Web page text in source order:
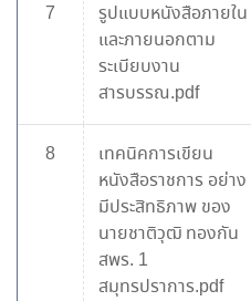
7
รูปแบบหนังสือภายใน
และภายนอกตาม
ระเบียบงาน
สารบรรณ.pdf
8
เทคนิคการเขียน
หนังสือราชการ อย่าง
มีประสิทธิภาพ ของ
นายชาติวุฒิ ทองกัน
สพร. 1
สมุทรปราการ.pdf